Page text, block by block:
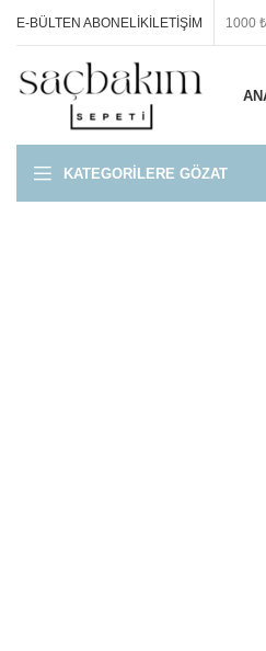
E-BÜLTEN ABONELIKİLETIŞIM 1000
KATEGORILERE GÖZAT